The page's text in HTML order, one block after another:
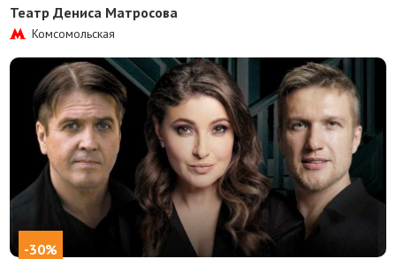
Театр Дениса Матросова
Комсомольская
-30%